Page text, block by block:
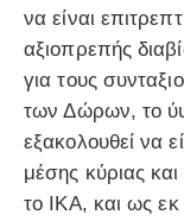
να είναι
αξιοπρεπής
για τους
των Δώρων, το
εξακολουθεί να
μέσης κύριας
το ΙΚΑ, και ως εκ